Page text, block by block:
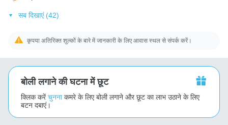
सब दिखाएं (42)
कृपया अतिरिक्त शुल्कों के बारे में जानकारी के लिए आवास स्थल से संपर्क करें।
बोली लगाने की घटना में छूट
क्लिक करेंचुननाकमरे के लिए बोली लगाने और छूट का लाभ उठाने के लिए
बटन दबाएं।